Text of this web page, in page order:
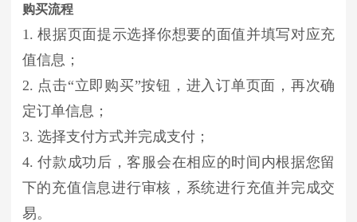
购买流程
1. 根据页面提示选择你想要的面值并填写对应充
值信息；
2. 点击“立即购买”按钮，进入订单页面，再次确
定订单信息；
3. 选择支付方式并完成支付；
4. 付款成功后，客服会在相应的时间内根据您留
下的充值信息进行审核，系统进行充值并完成交
易。